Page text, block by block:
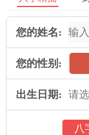
丙寅
丙寅，赫曦之火，
爱甲寅之水，就位
灵明冲粹之气，四
炎热刑伤之苦。水
您的姓名:
您的性别:
出生日期:
八